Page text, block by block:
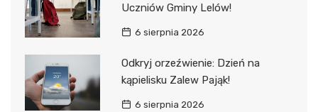
Uczniów Gminy Lelów!
6 sierpnia 2026
Odkryj orzeźwienie: Dzień na
kąpielisku Zalew Pająk!
6 sierpnia 2026